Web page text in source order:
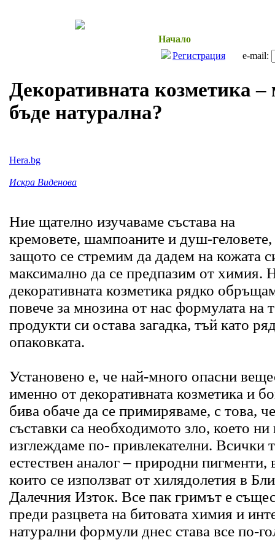
Начало
Регистрация
e-mail:
Декоративната козметика
бъде натурална?
Hera.bg
Искра Виденова
Ние щателно изучаваме състава на
кремовете, шампоаните и душ-геловете,
защото се стремим да дадем на кожата
максимално да се предпазим от химия.
декоративната козметика рядко
повече за мнозина от нас формулата на
продукти си остава загадка, тъй като
опаковката.
Установено е, че най-много опасни
именно от декоративната козметика и
бива обаче да се примиряваме, с това,
съставки са необходимото зло, което ни
изглеждаме по- привлекателни. Всички
естествен аналог – природни пигменти,
които се използват от хилядолетия в
Далечния Изток. Все пак гримът е
преди разцвета на битовата химия и
натурални формули днес става все по-